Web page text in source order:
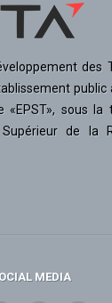
des
«EPST», sous
Supérieur de la
MEDIA